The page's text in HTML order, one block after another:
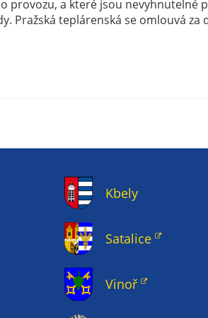
provozu, a které jsou nevyhnutelné
Pražská teplárenská se omlouvá za
Kbely
Satalice
Vinoř